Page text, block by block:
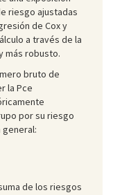
riesgo ajustadas
de Cox y
a través de la
más robusto.
bruto de
la Pce
por su riesgo
de los riesgos